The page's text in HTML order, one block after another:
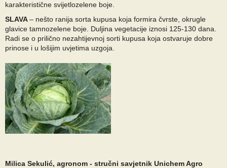
karakteristične svijetlozelene boje.
SLAVA– nešto ranija sorta kupusa koja formira čvrste, okrugle
glavice tamnozelene boje. Duljina vegetacije iznosi 125-130 dana.
Radi se o prilično nezahtijevnoj sorti kupusa koja ostvaruje dobre
prinose i u lošijim uvjetima uzgoja.
Milica Sekulić, agronom - stručni savjetnik Unichem Agro